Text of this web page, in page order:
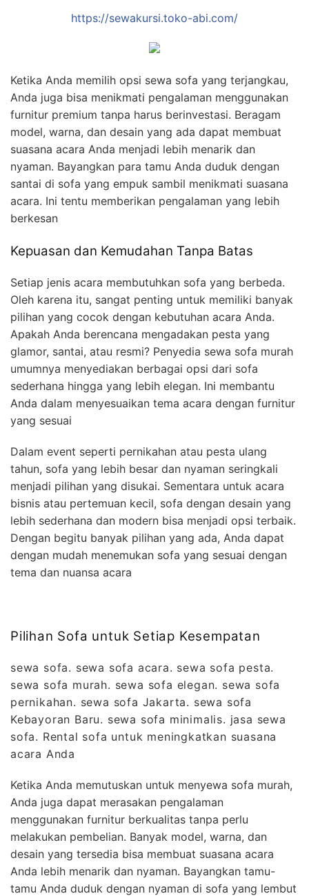
https://sewakursi.toko-abi.com/
Ketika Anda memilih opsi sewa sofa yang terjangkau,
Anda juga bisa menikmati pengalaman menggunakan
furnitur premium tanpa harus berinvestasi. Beragam
model, warna, dan desain yang ada dapat membuat
suasana acara Anda menjadi lebih menarik dan
nyaman. Bayangkan para tamu Anda duduk dengan
santai di sofa yang empuk sambil menikmati suasana
acara. Ini tentu memberikan pengalaman yang lebih
berkesan
Kepuasan dan Kemudahan Tanpa Batas
Setiap jenis acara membutuhkan sofa yang berbeda.
Oleh karena itu, sangat penting untuk memiliki banyak
pilihan yang cocok dengan kebutuhan acara Anda.
Apakah Anda berencana mengadakan pesta yang
glamor, santai, atau resmi? Penyedia sewa sofa murah
umumnya menyediakan berbagai opsi dari sofa
sederhana hingga yang lebih elegan. Ini membantu
Anda dalam menyesuaikan tema acara dengan furnitur
yang sesuai
Dalam event seperti pernikahan atau pesta ulang
tahun, sofa yang lebih besar dan nyaman seringkali
menjadi pilihan yang disukai. Sementara untuk acara
bisnis atau pertemuan kecil, sofa dengan desain yang
lebih sederhana dan modern bisa menjadi opsi terbaik.
Dengan begitu banyak pilihan yang ada, Anda dapat
dengan mudah menemukan sofa yang sesuai dengan
tema dan nuansa acara
Pilihan Sofa untuk Setiap Kesempatan
sewa sofa. sewa sofa acara. sewa sofa pesta.
sewa sofa murah. sewa sofa elegan. sewa sofa
pernikahan. sewa sofa Jakarta. sewa sofa
Kebayoran Baru. sewa sofa minimalis. jasa sewa
sofa. Rental sofa untuk meningkatkan suasana
acara Anda
Ketika Anda memutuskan untuk menyewa sofa murah,
Anda juga dapat merasakan pengalaman
menggunakan furnitur berkualitas tanpa perlu
melakukan pembelian. Banyak model, warna, dan
desain yang tersedia bisa membuat suasana acara
Anda lebih menarik dan nyaman. Bayangkan tamu-
tamu Anda duduk dengan nyaman di sofa yang lembut